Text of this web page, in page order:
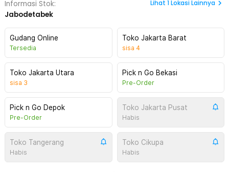
Informasi Stok:
Jabodetabek
Lihat 1Lokasi Lainnya
Gudang Online
Tersedia
Toko Jakarta Barat
sisa 4
Toko Jakarta Utara
sisa 3
Pick n Go Bekasi
Pre-Order
Pick n Go Depok
Pre-Order
Toko Jakarta Pusat
Habis
Toko Tangerang
Habis
Toko Cikupa
Habis